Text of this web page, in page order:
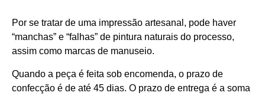
Por se tratar de uma impressão artesanal, pode haver
“manchas” e “falhas” de pintura naturais do processo,
assim como marcas de manuseio.
Quando a peça é feita sob encomenda, o prazo de
confecção é de até 45 dias. O prazo de entrega é a soma